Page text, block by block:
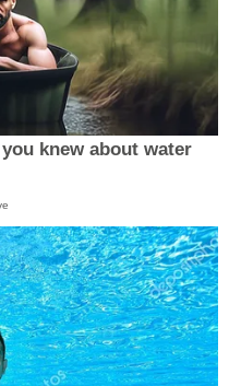
knew about water